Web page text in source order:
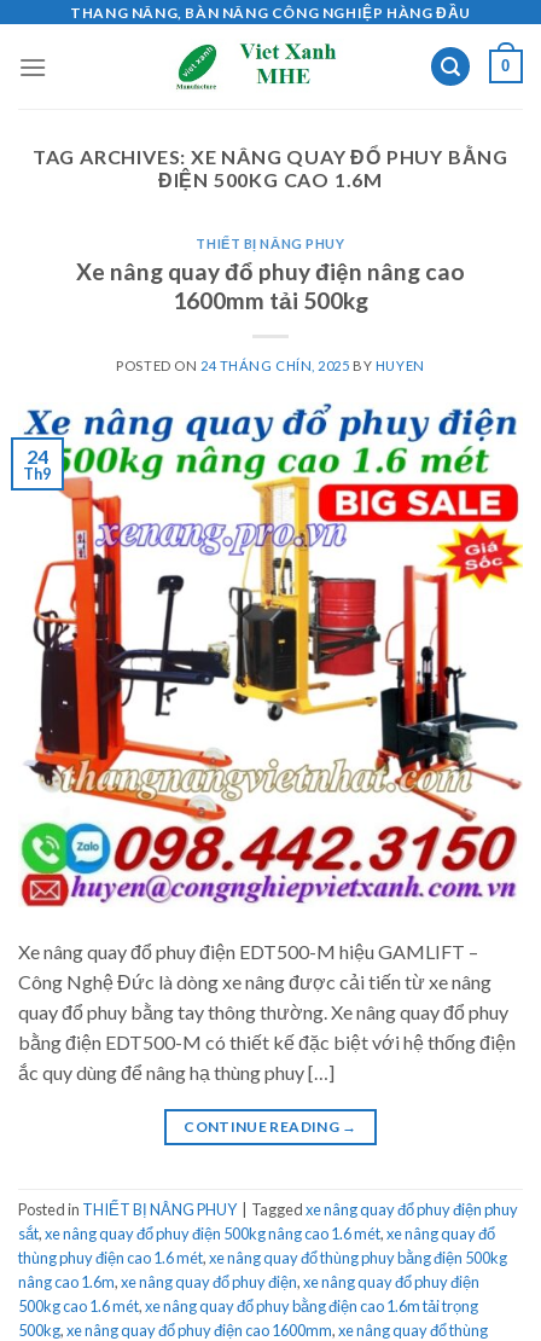
content
THANG NÂNG, BÀN NÂNG CÔNG NGHIỆP HÀNG ĐẦU
0
TAG ARCHIVES:XE NÂNG QUAY ĐỔ PHUY BẰNG
ĐIỆN 500KG CAO 1.6M
THIẾT BỊ NÂNG PHUY
Xe nâng quay đổ phuy điện nâng cao
1600mm tải 500kg
POSTED ON 24 THÁNG CHÍN, 2025 BY HUYEN
24
Th9
Xe nâng quay đổ phuy điện EDT500-M hiệu GAMLIFT –
Công Nghệ Đức là dòng xe nâng được cải tiến từ xe nâng
quay đổ phuy bằng tay thông thường. Xe nâng quay đổ phuy
bằng điện EDT500-M có thiết kế đặc biệt với hệ thống điện
ắc quy dùng để nâng hạ thùng phuy […]
CONTINUE READING →
Posted in THIẾT BỊ NÂNG PHUY Taggedxe nâng quay đổ phuy điện phuy
sắt,xe nâng quay đổ phuy điện 500kg nâng cao 1.6 mét,xe nâng quay đổ
thùng phuy điện cao 1.6 mét,xe nâng quay đổ thùng phuy bằng điện 500kg
nâng cao 1.6m,xe nâng quay đổ phuy điện,xe nâng quay đổ phuy điện
500kg cao 1.6 mét,xe nâng quay đổ phuy bằng điện cao 1.6m tải trọng
500kg,xe nâng quay đổ phuy điện cao 1600mm,xe nâng quay đổ thùng